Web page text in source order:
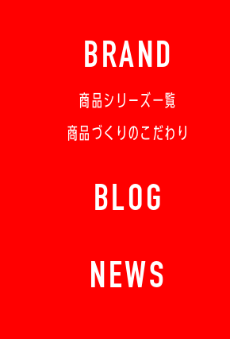
BRAND
商品シリーズ一覧
商品づくりのこだわり
BLOG
NEWS